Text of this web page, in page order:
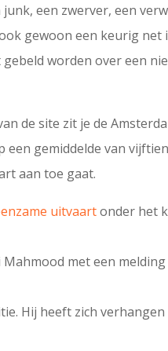
een zwerver, een
gewoon een keurig net
worden over een
de site zit je de
gemiddelde van
aan toe gaat.
uitvaartonder het
Mahmood met een
Hij heeft zich